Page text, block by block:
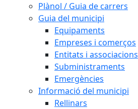
Plànol / Guia de carrers
Guia del municipi
Equipaments
Empreses i comerços
Entitats i associacions
Subministraments
Emergències
Informació del municipi
Rellinars